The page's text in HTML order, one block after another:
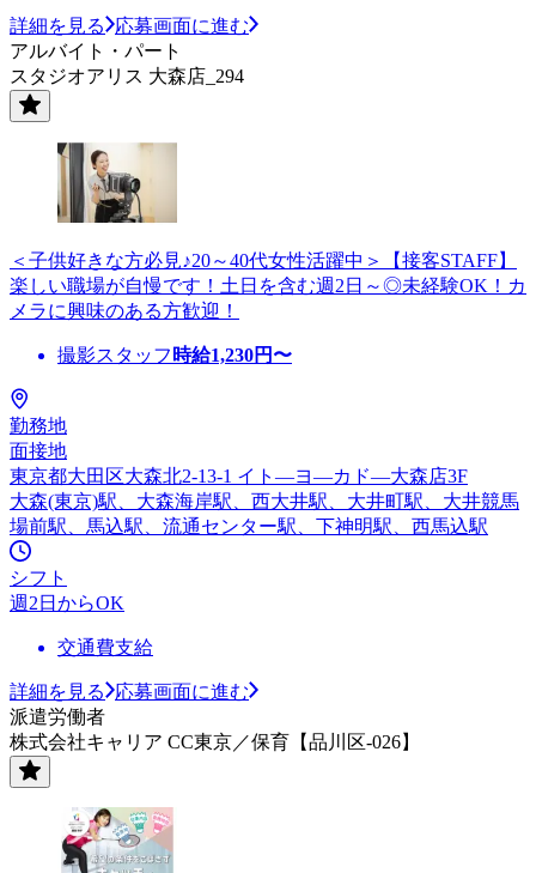
詳細を見る
応募画面に進む
アルバイト・パート
スタジオアリス 大森店_294
＜子供好きな方必見♪20～40代女性活躍中＞【接客STAFF】
楽しい職場が自慢です！土日を含む週2日～◎未経験OK！カ
メラに興味のある方歓迎！
撮影スタッフ 時給1,230円〜
勤務地
面接地
東京都大田区大森北2-13-1 イト—ヨ—カド—大森店3F
大森(東京)駅、大森海岸駅、西大井駅、大井町駅、大井競馬
場前駅、馬込駅、流通センター駅、下神明駅、西馬込駅
シフト
週2日からOK
交通費支給
詳細を見る
応募画面に進む
派遣労働者
株式会社キャリア CC東京／保育【品川区-026】